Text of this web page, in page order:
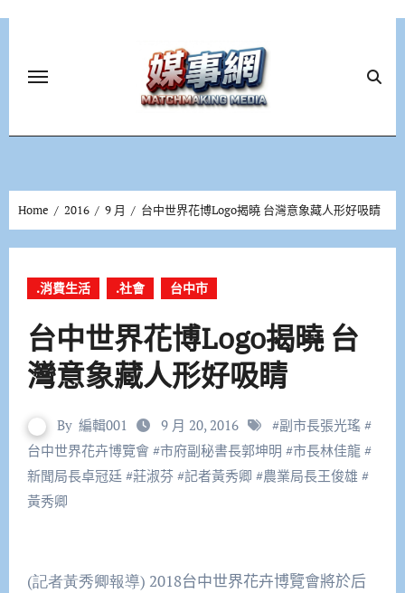
Home 2016 9 月 台中世界花博Logo揭曉 台灣意象藏人形好吸睛
.消費生活 .社會 台中市
台中世界花博Logo揭曉 台
灣意象藏人形好吸睛
By 編輯001 9 月 20, 2016 #副市長張光瑤 #
台中世界花卉博覽會#市府副秘書長郭坤明 #市長林佳龍#
新聞局長卓冠廷#莊淑芬#記者黃秀卿 #農業局長王俊雄 #
黃秀卿
(記者黃秀卿報導) 2018台中世界花卉博覽會將於后